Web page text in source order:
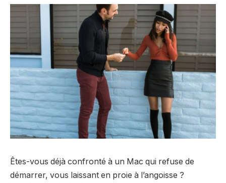
Êtes-vous déjà confronté à un Mac qui refuse de
démarrer, vous laissant en proie à l’angoisse ?